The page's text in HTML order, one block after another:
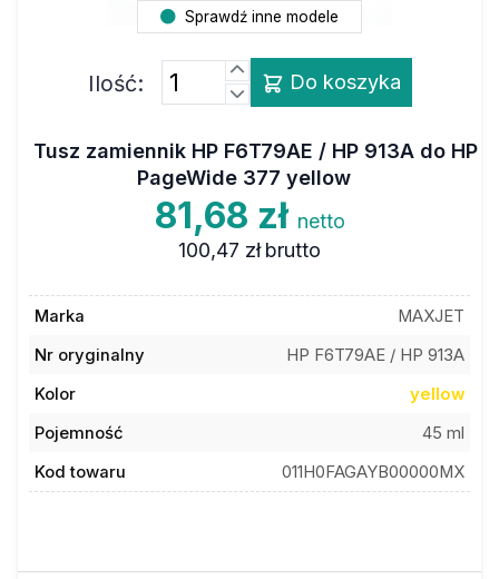
Sprawdź inne modele
Ilość: Do koszyka
Tusz zamiennik HP F6T79AE / HP 913A do HP
PageWide 377 yellow
81,68 zł netto
100,47 zł brutto
Marka
MAXJET
Nr oryginalny
HP F6T79AE / HP 913A
Kolor
yellow
Pojemność
45 ml
Kod towaru
011H0FAGAYB00000MX